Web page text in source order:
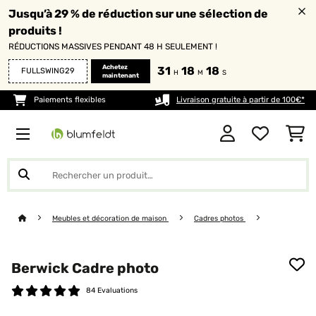
Jusqu’à 29 % de réduction sur une sélection de
produits !
RÉDUCTIONS MASSIVES PENDANT 48 H SEULEMENT !
FULLSWING29
Achetez
maintenant
31 H 18 M 18 S
Paiements flexibles Livraison gratuite à partir de 100€*
Meubles et décoration de maison Cadres photos
Berwick Cadre photo
84 Evaluations